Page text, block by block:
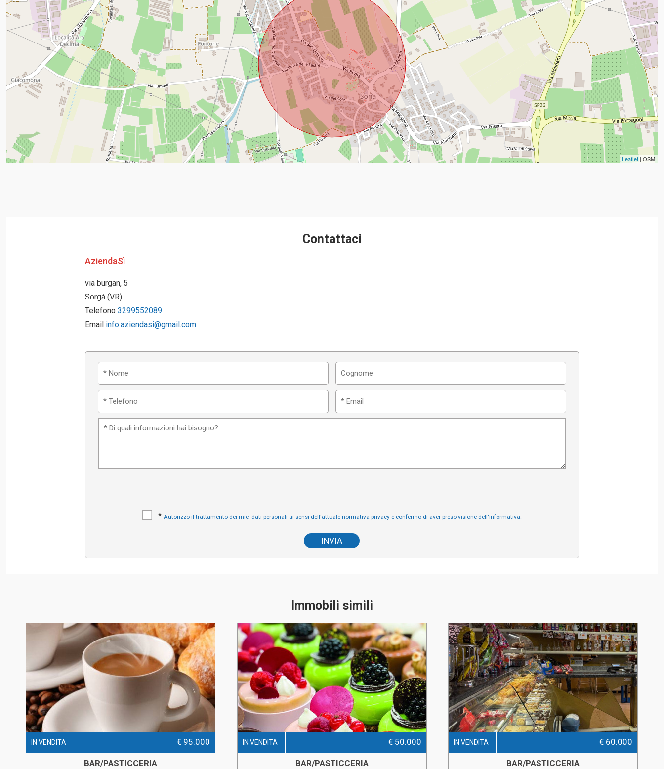
Leaflet| OSM
Contattaci
AziendaSì
via burgan, 5
Sorgà (VR)
Telefono 3299552089
Email info.aziendasi@gmail.com
* Autorizzo il trattamento dei miei dati personali ai sensi dell'attuale normativa privacy e confermo di aver preso visione dell'informativa.
Immobili simili
IN VENDITA € 95.000
BAR/PASTICCERIA
IN VENDITA € 50.000
BAR/PASTICCERIA
IN VENDITA € 60.000
BAR/PASTICCERIA